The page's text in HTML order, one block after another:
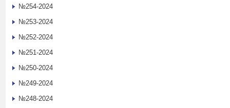
№254-2024
№253-2024
№252-2024
№251-2024
№250-2024
№249-2024
№248-2024